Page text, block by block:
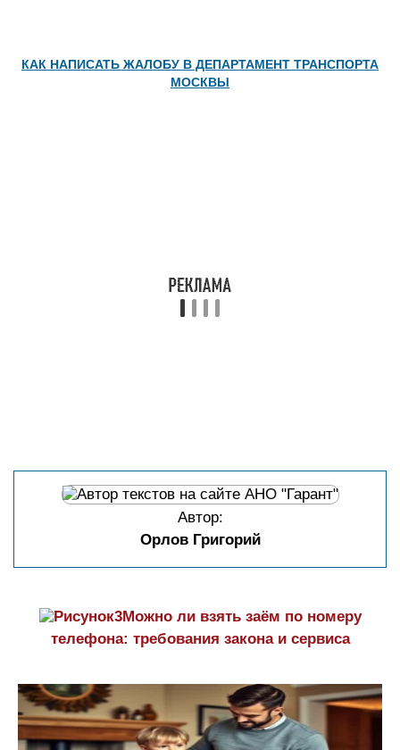
КАК НАПИСАТЬ ЖАЛОБУ В ДЕПАРТАМЕНТ ТРАНСПОРТА
МОСКВЫ
Автор:
Орлов Григорий
Можно ли взять заём по номеру
телефона: требования закона и сервиса